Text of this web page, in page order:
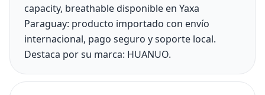
capacity, breathable disponible en Yaxa
Paraguay: producto importado con envío
internacional, pago seguro y soporte local.
Destaca por su marca: HUANUO.